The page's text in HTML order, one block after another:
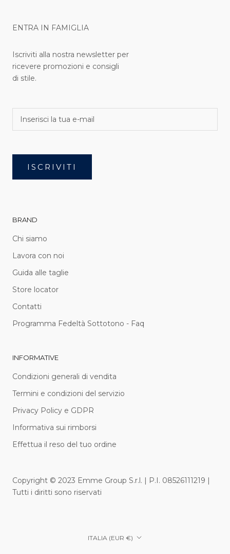
ENTRA IN FAMIGLIA
Iscriviti alla nostra newsletter per
ricevere promozioni e consigli
di stile.
ISCRIVITI
BRAND
Chi siamo
Lavora con noi
Guida alle taglie
Store locator
Contatti
Programma Fedeltà Sottotono - Faq
INFORMATIVE
Condizioni generali di vendita
Termini e condizioni del servizio
Privacy Policy e GDPR
Informativa sui rimborsi
Effettua il reso del tuo ordine
Copyright © 2023 Emme Group S.r.l. | P.I. 08526111219 |
Tutti i diritti sono riservati
Paese/Area
ITALIA (EUR €)